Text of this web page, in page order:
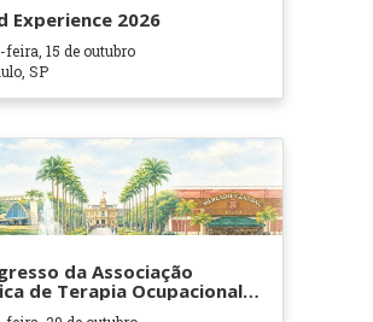
Experience 2026
15 de outubro
SP
da Associação
de Terapia Ocupacional
Hospitalares e